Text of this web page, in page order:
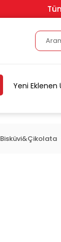
Yeni Eklenen
Bisküvi&Çikolata